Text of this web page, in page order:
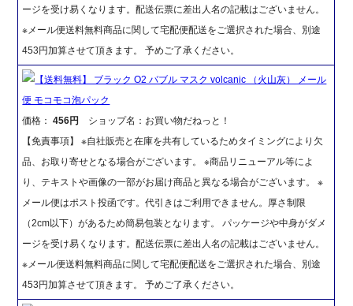
ージを受け易くなります。配送伝票に差出人名の記載はございません。
※メール便送料無料商品に関して宅配便配送をご選択された場合、別途
453円加算させて頂きます。 予めご了承ください。
【送料無料】 ブラック O2 バブル マスク volcanic （火山灰） メール
便 モコモコ泡パック
価格：456円
ショップ名：お買い物だねっと！
【免責事項】 ※自社販売と在庫を共有しているためタイミングにより欠
品、お取り寄せとなる場合がございます。 ※商品リニューアル等によ
り、テキストや画像の一部がお届け商品と異なる場合がございます。 ※
メール便はポスト投函です。代引きはご利用できません。厚さ制限
（2cm以下）があるため簡易包装となります。 パッケージや中身がダメ
ージを受け易くなります。配送伝票に差出人名の記載はございません。
※メール便送料無料商品に関して宅配便配送をご選択された場合、別途
453円加算させて頂きます。 予めご了承ください。